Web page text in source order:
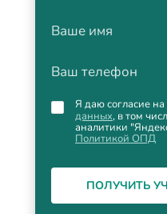
Ваше имя
Ваш телефон
Я даю согласие на
данных, в том
аналитики
Политикой ОПД
ПОЛУЧИТЬ